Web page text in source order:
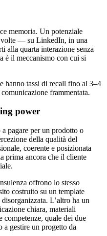
memoria. Un potenziale
volte — su LinkedIn, in una
alla quarta interazione senza
è il meccanismo con cui si
hanno tassi di recall fino al 3–4
frammentata.
power
pagare per un prodotto o
della qualità del
coerente e posizionata
prima ancora che il cliente
offrono lo stesso
costruito su un template
L’altro ha un
chiara, materiali
competenze, quale dei due
gestire un progetto da